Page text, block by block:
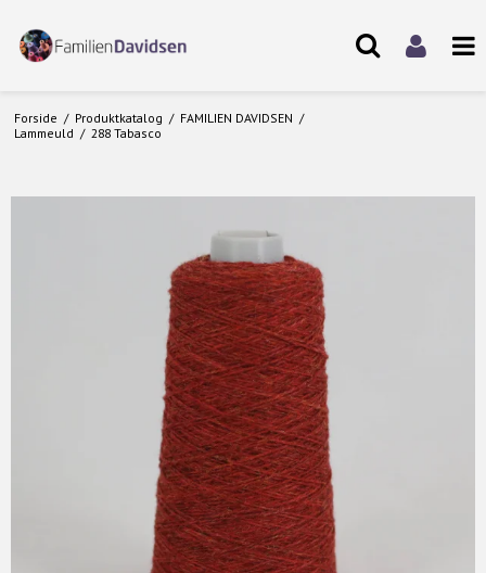
Forside / Produktkatalog / FAMILIEN DAVIDSEN /
Lammeuld / 288 Tabasco